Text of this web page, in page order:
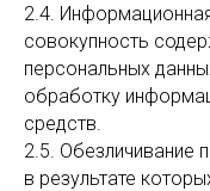
2.4.
совокупность
персональных
обработку
средств.
2.5. Обезличивание
в результате